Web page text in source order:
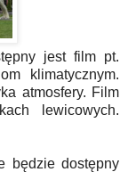
jest film pt.
klimatycznym.
atmosfery. Film
lewicowych.
będzie dostępny